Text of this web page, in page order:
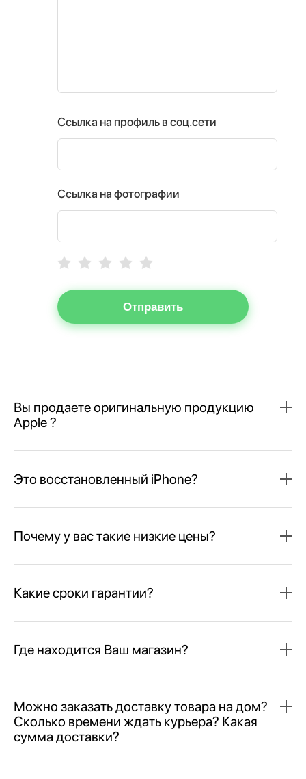
Ссылка на профиль в соц.сети
Ссылка на фотографии
Отправить
Вы продаете оригинальную продукцию
Apple ?
Это восстановленный iPhone?
Почему у вас такие низкие цены?
Какие сроки гарантии?
Где находится Ваш магазин?
Можно заказать доставку товара на дом?
Сколько времени ждать курьера? Какая
сумма доставки?